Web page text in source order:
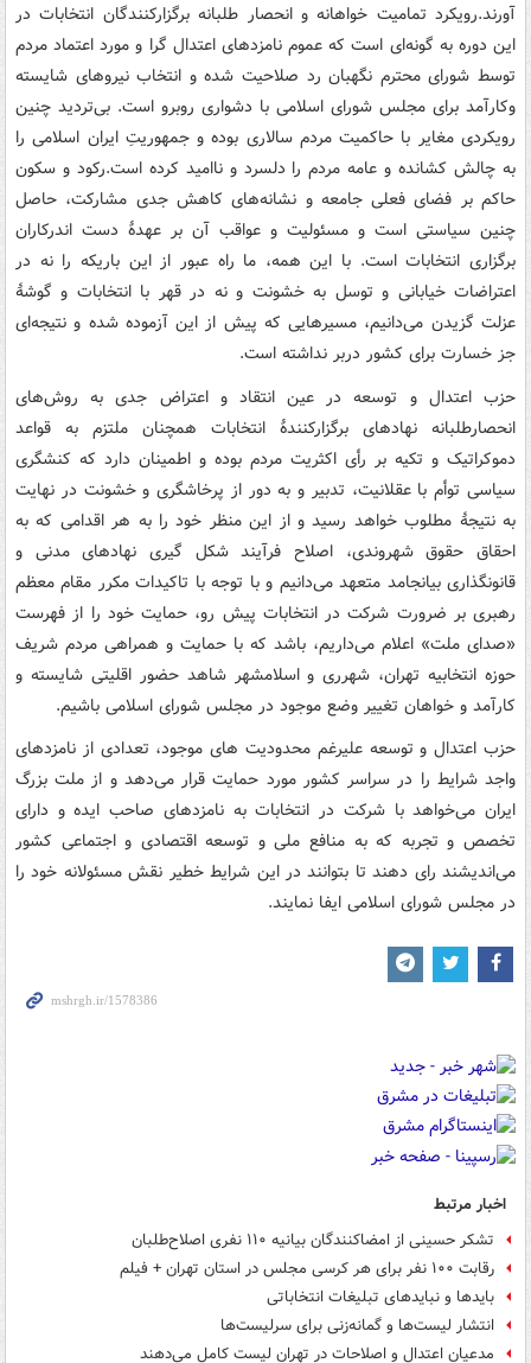
آورند.رویکرد تمامیت خواهانه و انحصار طلبانه برگزارکنندگان انتخابات در
این دوره به گونه‌ای است که عموم نامزدهای اعتدال گرا و مورد اعتماد مردم
توسط شورای محترم نگهبان رد صلاحیت شده و انتخاب نیروهای شایسته
وکارآمد برای مجلس شورای اسلامی با دشواری روبرو است. بی‌تردید چنین
رویکردی مغایر با حاکمیت مردم سالاری بوده و جمهوریتِ ایران اسلامی را
به چالش کشانده و عامه مردم را دلسرد و ناامید کرده است.رکود و سکون
حاکم بر فضای فعلی جامعه و نشانه‌های کاهش جدی مشارکت، حاصل
چنین سیاستی است و مسئولیت و عواقب آن بر عهدۀ دست اندرکاران
برگزاری انتخابات است. با این همه، ما راه عبور از این باریکه را نه در
اعتراضات خیابانی و توسل به خشونت و نه در قهر با انتخابات و گوشۀ
عزلت گزیدن می‌دانیم، مسیرهایی که پیش از این آزموده شده و نتیجه‏‌ای
جز خسارت برای کشور دربر نداشته است.
حزب اعتدال و توسعه در عین انتقاد و اعتراض جدی به روش‌‏های
انحصارطلبانه نهادهای برگزارکنندۀ انتخابات همچنان ملتزم به قواعد
دموکراتیک و تکیه بر رأی اکثریت مردم بوده و اطمینان دارد که کنشگری
سیاسی توأم با عقلانیت، تدبیر و به دور از پرخاشگری و خشونت در نهایت
به نتیجۀ مطلوب خواهد رسید و از این منظر خود را به هر اقدامی که به
احقاق حقوق شهروندی، اصلاح فرآیند شکل ‏گیری نهادهای مدنی و
قانونگذاری بیانجامد متعهد می‌دانیم و با توجه با تاکیدات مکرر مقام معظم
رهبری بر ضرورت شرکت در انتخابات پیش رو، حمایت خود را از فهرست
«صدای ملت» اعلام می‌داریم، باشد که با حمایت و همراهی مردم شریف
حوزه انتخابیه تهران، شهرری و اسلامشهر شاهد حضور اقلیتی شایسته و
کارآمد و خواهان تغییر وضع موجود در مجلس شورای اسلامی باشیم.
حزب اعتدال و توسعه علیرغم محدودیت های موجود، تعدادی از نامزدهای
واجد شرایط را در سراسر کشور مورد حمایت قرار می‌دهد و از ملت بزرگ
ایران می‌خواهد با شرکت در انتخابات به نامزدهای صاحب ایده و دارای
تخصص و تجربه که به منافع ملی و توسعه اقتصادی و اجتماعی کشور
می‌اندیشند رای دهند تا بتوانند در این شرایط خطیر نقش مسئولانه خود را
در مجلس شورای اسلامی ایفا نمایند.
اخبار مرتبط
تشکر حسینی از امضاکنندگان بیانیه ۱۱۰ نفری اصلاح‌طلبان
رقابت ۱۰۰ نفر برای هر کرسی مجلس در استان تهران + فیلم
بایدها و نبایدهای تبلیغات انتخاباتی
انتشار لیست‌ها و گمانه‌زنی برای سرلیست‌ها
مدعیان اعتدال و اصلاحات در تهران لیست کامل می‌دهند